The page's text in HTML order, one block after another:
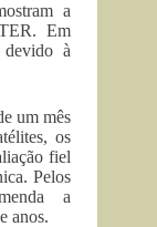
a
Em
devido à
um mês
os
fiel
Pelos
a
anos.